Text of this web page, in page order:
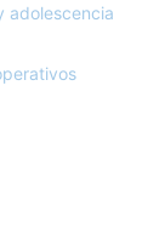
adolescencia